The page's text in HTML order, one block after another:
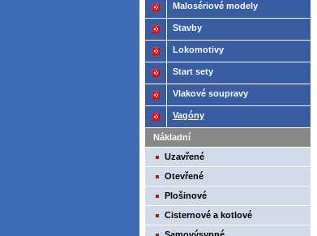
Malosériové modely
Stavby
Lokomotivy
Start sety
Vlakové soupravy
Vagóny
Nákladní
Uzavřené
Otevřené
Plošinové
Cisternové a kotlové